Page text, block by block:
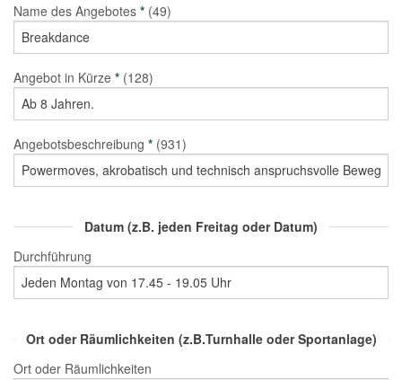
Name des Angebotes * (49)
Angebot in Kürze * (128)
Angebotsbeschreibung * (931)
Datum (z.B. jeden Freitag oder Datum)
Durchführung
Ort oder Räumlichkeiten (z.B.Turnhalle oder Sportanlage)
Ort oder Räumlichkeiten